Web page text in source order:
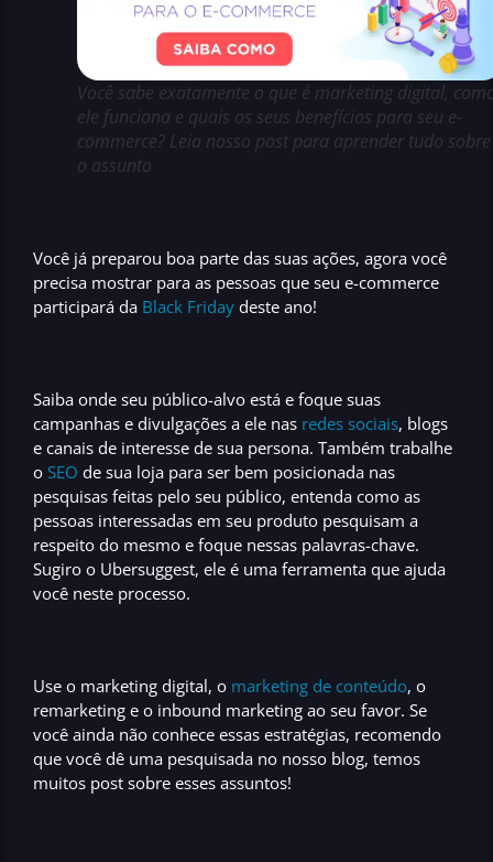
Você sabe exatamente o que é marketing digital,
ele funciona e quais os seus benefícios para seu e-
commerce? Leia nosso post para aprender tudo sobre
o assunto
Você já preparou boa parte das suas ações, agora você
precisa mostrar para as pessoas que seu e-commerce
participará da Black Friday deste ano!
Saiba onde seu público-alvo está e foque suas
campanhas e divulgações a ele nas redes sociais, blogs
e canais de interesse de sua persona. Também trabalhe
o SEO de sua loja para ser bem posicionada nas
pesquisas feitas pelo seu público, entenda como as
pessoas interessadas em seu produto pesquisam a
respeito do mesmo e foque nessas palavras-chave.
Sugiro o Ubersuggest, ele é uma ferramenta que ajuda
você neste processo.
Use o marketing digital, o marketing de conteúdo, o
remarketing e o inbound marketing ao seu favor. Se
você ainda não conhece essas estratégias, recomendo
que você dê uma pesquisada no nosso blog, temos
muitos post sobre esses assuntos!